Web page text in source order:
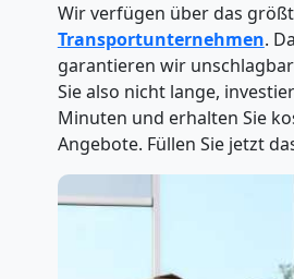
Wir verfügen über das
Transportunternehmen.
garantieren wir
Sie also nicht lange,
Minuten und erhalten Sie
Angebote. Füllen Sie jetzt